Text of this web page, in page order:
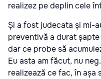
realizez pe deplin cele
Și a fost judecata și mi-
preventivă a durat
dar ce probe să
Eu asta am făcut, nu
realizează ce fac, în așa